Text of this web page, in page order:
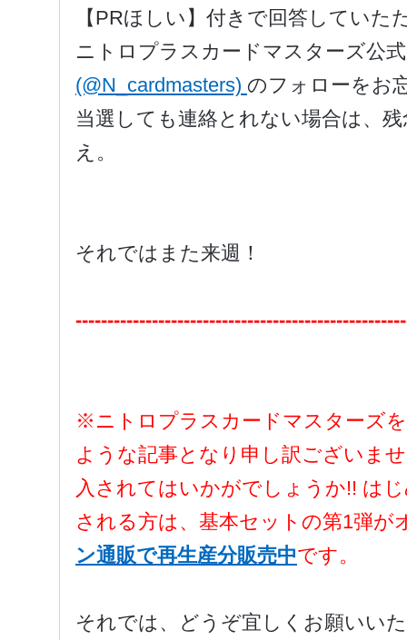
【PRほしい】付きで回答していた
ニトロプラスカードマスターズ公
(@N_cardmasters) のフォローをお
当選しても連絡とれない場合は、
え。
それではまた来週！
※ニトロプラスカードマスターズ
ような記事となり申し訳ございま
入されてはいかがでしょうか!! は
される方は、基本セットの第1弾が
ン通販で再生産分販売中です。
それでは、どうぞ宜しくお願いい